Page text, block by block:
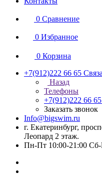
0 Сравнение
0 Избранное
0 Корзина
+7(912)222 66 65
Назад
Телефоны
+7(912)222 66 65
Заказать звонок
Info@bigswim.ru
г. Екатеринбург,
Леопард 2 этаж.
Пн-Пт 10:00-21:00 Сб-